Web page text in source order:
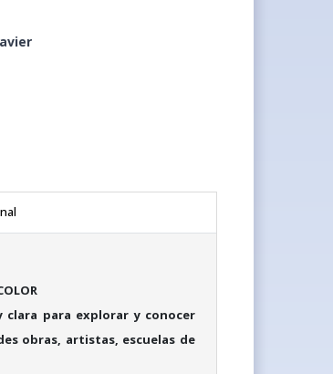
clara para explorar y conocer
obras, artistas, escuelas de